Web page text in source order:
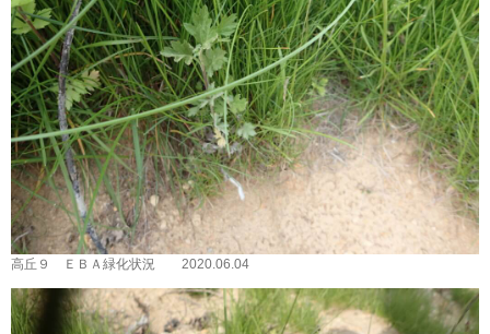
高丘９ ＥＢＡ緑化状況 2020.06.04